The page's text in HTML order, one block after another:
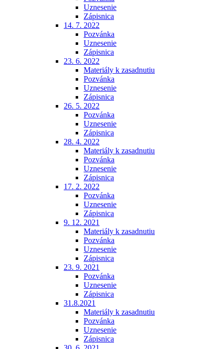
Uznesenie
Zápisnica
14. 7. 2022
Pozvánka
Uznesenie
Zápisnica
23. 6. 2022
Materiály k zasadnutiu
Pozvánka
Uznesenie
Zápisnica
26. 5. 2022
Pozvánka
Uznesenie
Zápisnica
28. 4. 2022
Materiály k zasadnutiu
Pozvánka
Uznesenie
Zápisnica
17. 2. 2022
Pozvánka
Uznesenie
Zápisnica
9. 12. 2021
Materiály k zasadnutiu
Pozvánka
Uznesenie
Zápisnica
23. 9. 2021
Pozvánka
Uznesenie
Zápisnica
31.8.2021
Materiály k zasadnutiu
Pozvánka
Uznesenie
Zápisnica